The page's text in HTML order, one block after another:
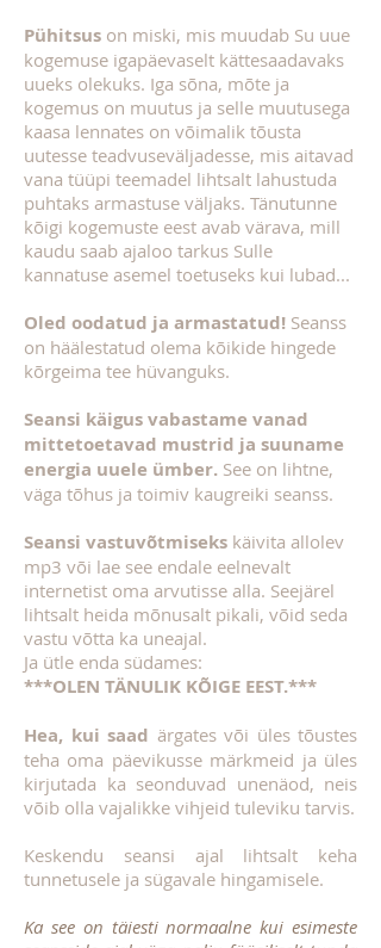
Pühitsus on miski, mis muudab Su uue
kogemuse igapäevaselt kättesaadavaks
uueks olekuks. Iga sõna, mõte ja
kogemus on muutus ja selle muutusega
kaasa lennates on võimalik tõusta
uutesse teadvuseväljadesse, mis aitavad
vana tüüpi teemadel lihtsalt lahustuda
puhtaks armastuse väljaks. Tänutunne
kõigi kogemuste eest avab värava, mill
kaudu saab ajaloo tarkus Sulle
kannatuse asemel toetuseks kui lubad...
Oled oodatud ja armastatud! Seanss
on häälestatud olema kõikide hingede
kõrgeima tee hüvanguks.
Seansi käigus vabastame vanad
mittetoetavad mustrid ja suuname
energia uuele ümber. See on lihtne,
väga tõhus ja toimiv kaugreiki seanss.
Seansi vastuvõtmiseks käivita allolev
mp3 või lae see endale eelnevalt
internetist oma arvutisse alla. Seejärel
lihtsalt heida mõnusalt pikali, võid seda
vastu võtta ka uneajal.
Ja ütle enda südames:
***OLEN TÄNULIK KÕIGE EEST.***
Hea, kui saad ärgates või üles tõustes
teha oma päevikusse märkmeid ja üles
kirjutada ka seonduvad unenäod, neis
võib olla vajalikke vihjeid tuleviku tarvis.
Keskendu seansi ajal lihtsalt keha
tunnetusele ja sügavale hingamisele.
Ka see on täiesti normaalne kui esimeste